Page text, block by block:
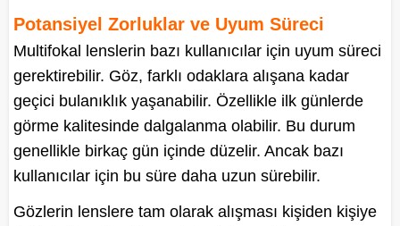
Potansiyel Zorluklar ve Uyum Süreci
Multifokal lenslerin bazı kullanıcılar için uyum süreci
gerektirebilir. Göz, farklı odaklara alışana kadar
geçici bulanıklık yaşanabilir. Özellikle ilk günlerde
görme kalitesinde dalgalanma olabilir. Bu durum
genellikle birkaç gün içinde düzelir. Ancak bazı
kullanıcılar için bu süre daha uzun sürebilir.
Gözlerin lenslere tam olarak alışması kişiden kişiye